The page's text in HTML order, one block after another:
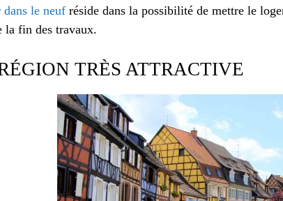
dans le neuf réside dans la possibilité de mettre le
la fin des travaux.
TRÈS ATTRACTIVE